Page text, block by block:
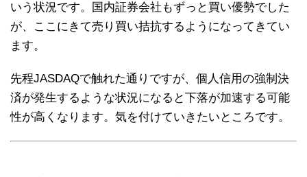
いう状況です。国内証券会社もずっと買い優勢でした
が、ここにきて売り買い拮抗するようになってきてい
ます。
先程JASDAQで触れた通りですが、個人信用の強制決
済が発生するような状況になると下落が加速する可能
性が高くなります。気を付けていきたいところです。